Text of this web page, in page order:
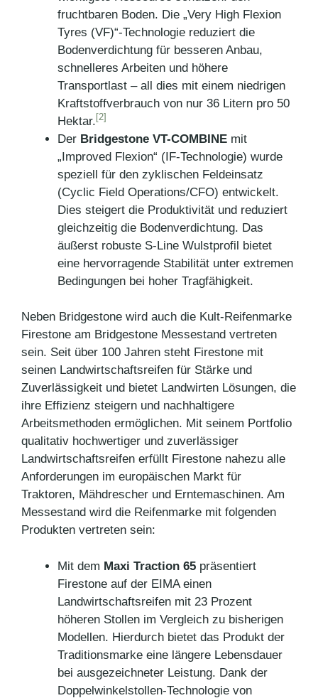
fruchtbaren Boden. Die „Very High Flexion
Tyres (VF)“-Technologie reduziert die
Bodenverdichtung für besseren Anbau,
schnelleres Arbeiten und höhere
Transportlast – all dies mit einem niedrigen
Kraftstoffverbrauch von nur 36 Litern pro 50
Hektar. [2]
Der Bridgestone VT-COMBINE mit
„Improved Flexion“ (IF-Technologie) wurde
speziell für den zyklischen Feldeinsatz
(Cyclic Field Operations/CFO) entwickelt.
Dies steigert die Produktivität und reduziert
gleichzeitig die Bodenverdichtung. Das
äußerst robuste S-Line Wulstprofil bietet
eine hervorragende Stabilität unter extremen
Bedingungen bei hoher Tragfähigkeit.
Neben Bridgestone wird auch die Kult-Reifenmarke
Firestone am Bridgestone Messestand vertreten
sein. Seit über 100 Jahren steht Firestone mit
seinen Landwirtschaftsreifen für Stärke und
Zuverlässigkeit und bietet Landwirten Lösungen, die
ihre Effizienz steigern und nachhaltigere
Arbeitsmethoden ermöglichen. Mit seinem Portfolio
qualitativ hochwertiger und zuverlässiger
Landwirtschaftsreifen erfüllt Firestone nahezu alle
Anforderungen im europäischen Markt für
Traktoren, Mähdrescher und Erntemaschinen. Am
Messestand wird die Reifenmarke mit folgenden
Produkten vertreten sein:
Mit dem Maxi Traction 65 präsentiert
Firestone auf der EIMA einen
Landwirtschaftsreifen mit 23 Prozent
höheren Stollen im Vergleich zu bisherigen
Modellen. Hierdurch bietet das Produkt der
Traditionsmarke eine längere Lebensdauer
bei ausgezeichneter Leistung. Dank der
Doppelwinkelstollen-Technologie von